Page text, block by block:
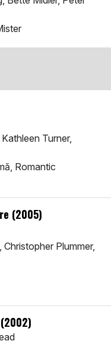
Turner,
Romantic
(2005)
Christopher Plummer,